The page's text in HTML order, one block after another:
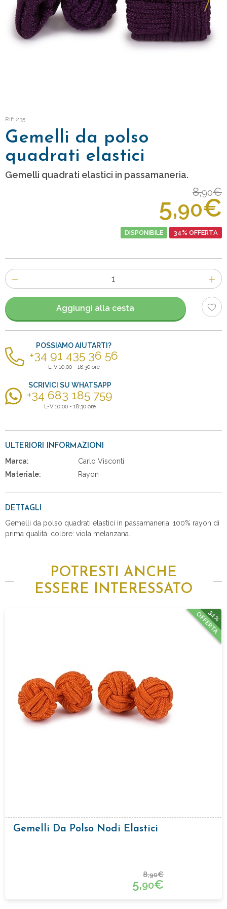
Rif: 235
Gemelli da polso
quadrati elastici
Gemelli quadrati elastici in passamaneria.
8,90€
5,90€
DISPONIBILE 34% OFFERTA
Numero
di
articoli
Aggiungi alla cesta
POSSIAMO AIUTARTI?
+34 91 435 36 56
L-V 10:00 - 18:30 ore
SCRIVICI SU WHATSAPP
+34 683 185 759
L-V 10:00 - 18:30 ore
ULTERIORI INFORMAZIONI
Marca:
Carlo Visconti
Materiale:
Rayon
DETTAGLI
Gemelli da polso quadrati elastici in passamaneria. 100% rayon di
prima qualità. colore: viola melanzana.
POTRESTI ANCHE
ESSERE INTERESSATO
34%
OFFERTA
Gemelli Da Polso Nodi Elastici
8,90€
5,90€